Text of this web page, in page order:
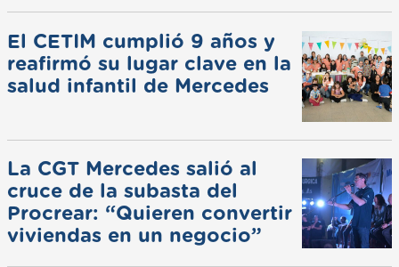
El CETIM cumplió 9 años y
reafirmó su lugar clave en la
salud infantil de Mercedes
La CGT Mercedes salió al
cruce de la subasta del
Procrear: “Quieren convertir
viviendas en un negocio”